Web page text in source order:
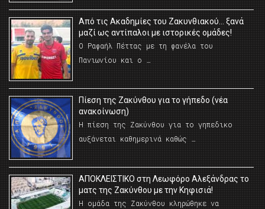
Από τις Ακαδημίες του Ζακυνθιακού… ξανά
μαζί ως αντίπαλοι με ιστορικές ομάδες!
Ο Ραφαήλ Πέττας με τη φανέλα του
Πανιωνίου και ο …
Πίεση της Ζακύνθου για το γήπεδο (νέα
ανακοίνωση)
Η πίεση της Ζακύνθου για το γηπεδικο
αυξάνεται καθημερινά καθώς …
AΠΟΚΛΕΙΣΤΙΚΟ στη Λεωφόρο Αλεξάνδρας το
ματς της Ζακύνθου με την Κηφισιά!
Η ομάδα της Ζακύνθου κληρώθηκε να